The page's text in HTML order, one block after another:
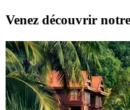
Venez découvrir